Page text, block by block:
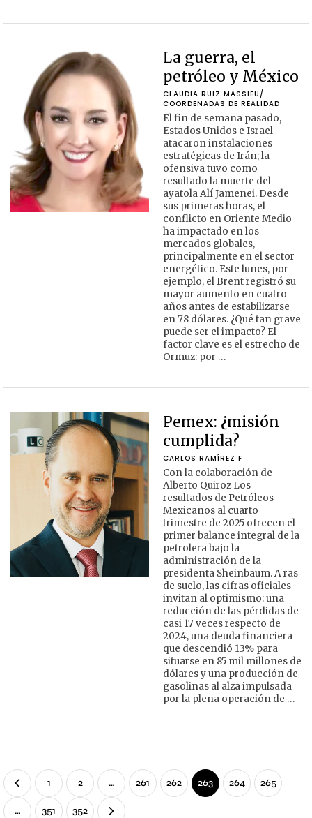
La guerra, el
petróleo y México
CLAUDIA RUIZ MASSIEU/
COORDENADAS DE REALIDAD
El fin de semana pasado,
Estados Unidos e Israel
atacaron instalaciones
estratégicas de Irán; la
ofensiva tuvo como
resultado la muerte del
ayatola Alí Jamenei. Desde
sus primeras horas, el
conflicto en Oriente Medio
ha impactado en los
mercados globales,
principalmente en el sector
energético. Este lunes, por
ejemplo, el Brent registró su
mayor aumento en cuatro
años antes de estabilizarse
en 78 dólares. ¿Qué tan grave
puede ser el impacto? El
factor clave es el estrecho de
Ormuz: por …
Pemex: ¿misión
cumplida?
CARLOS RAMÍREZ F
Con la colaboración de
Alberto Quiroz Los
resultados de Petróleos
Mexicanos al cuarto
trimestre de 2025 ofrecen el
primer balance integral de la
petrolera bajo la
administración de la
presidenta Sheinbaum. A ras
de suelo, las cifras oficiales
invitan al optimismo: una
reducción de las pérdidas de
casi 17 veces respecto de
2024, una deuda financiera
que descendió 13% para
situarse en 85 mil millones de
dólares y una producción de
gasolinas al alza impulsada
por la plena operación de …
1 2 … 261 262 263 264 265
… 351 352